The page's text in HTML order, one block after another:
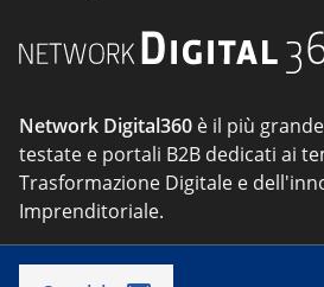
Network Digital360 è il più
testate e portali B2B dedicati ai
Trasformazione Digitale e
Imprenditoriale.